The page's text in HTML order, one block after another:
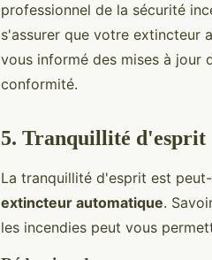
professionnel de la sécurité
s'assurer que votre extincteur
vous informé des mises à jour
conformité.
5. Tranquillité d'esprit
La tranquillité d'esprit est
extincteur automatique.
les incendies peut vous